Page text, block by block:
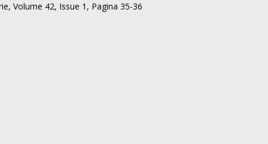
Volume 42, Issue 1, Pagina 35-36